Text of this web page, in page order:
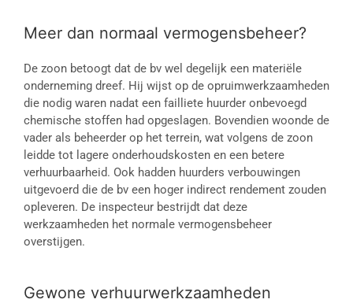
Meer dan normaal vermogensbeheer?
De zoon betoogt dat de bv wel degelijk een materiële
onderneming dreef. Hij wijst op de opruimwerkzaamheden
die nodig waren nadat een failliete huurder onbevoegd
chemische stoffen had opgeslagen. Bovendien woonde de
vader als beheerder op het terrein, wat volgens de zoon
leidde tot lagere onderhoudskosten en een betere
verhuurbaarheid. Ook hadden huurders verbouwingen
uitgevoerd die de bv een hoger indirect rendement zouden
opleveren. De inspecteur bestrijdt dat deze
werkzaamheden het normale vermogensbeheer
overstijgen.
Gewone verhuurwerkzaamheden